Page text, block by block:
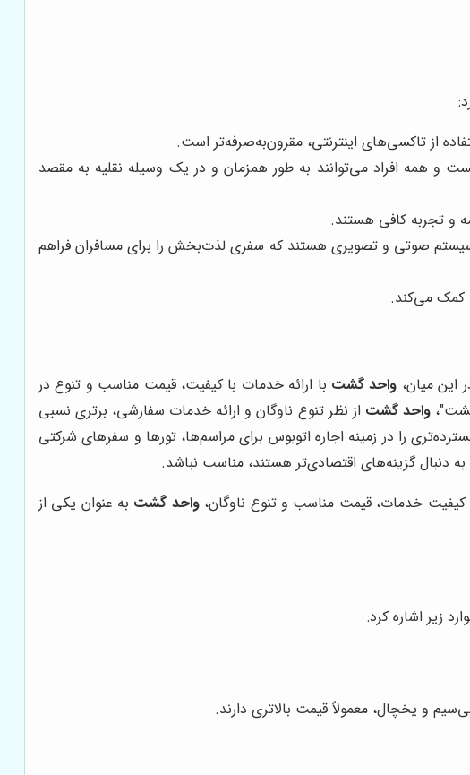
از تاکسی‌های اینترنتی، مقرون‌به‌صرفه‌تر است.
و همه افراد می‌توانند به طور همزمان و در یک وسیله نقلیه به مقصد
و تجربه کافی هستند.
صوتی و تصویری هستند که سفری لذت‌بخش را برای مسافران فراهم
کمک می‌کند.
این میان، واحد گشت با ارائه خدمات با کیفیت، قیمت مناسب و تنوع در
گشت"،واحد گشت از نظر تنوع ناوگان و ارائه خدمات سفارشی، برتری نسبی
را در زمینه اجاره اتوبوس برای مراسم‌ها، تورها و سفرهای شرکتی
دنبال گزینه‌های اقتصادی‌تر هستند، مناسب نباشد.
کیفیت خدمات، قیمت مناسب و تنوع ناوگان،واحد گشت به عنوان یکی از
زیر اشاره کرد:
و یخچال، معمولاً قیمت بالاتری دارند.